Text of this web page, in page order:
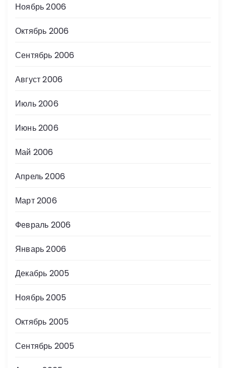
Ноябрь 2006
Октябрь 2006
Сентябрь 2006
Август 2006
Июль 2006
Июнь 2006
Май 2006
Апрель 2006
Март 2006
Февраль 2006
Январь 2006
Декабрь 2005
Ноябрь 2005
Октябрь 2005
Сентябрь 2005